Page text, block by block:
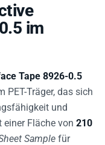
im
Tape 8926-0.5
PET-Träger, das sich
und
Fläche von 210
Sample für